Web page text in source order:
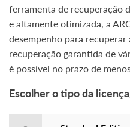
ferramenta de recuperação
e altamente otimizada, a
desempenho para recuperar
recuperação garantida de
é possível no prazo de
Escolher o tipo da